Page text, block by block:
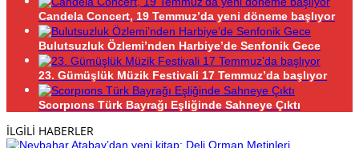
Candela Concert, 19 Temmuz’da yeni döneme başlıyor
Bulutsuzluk Özlemi’nden Harbiye’de Senfonik Gece
23. Gümüşlük Müzik Festivali 17 Temmuz’da başlıyor
Scorpıons Türk Bayrağı Eşliğinde Sahneye Çıktı
İLGİLİ HABERLER